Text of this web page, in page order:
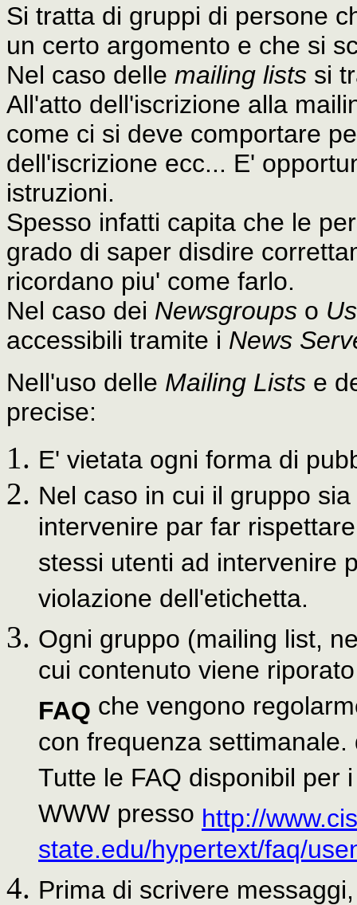
Si tratta di gruppi di persone
un certo argomento e che si
Nel caso delle mailing lists si
All'atto dell'iscrizione alla
come ci si deve comportare
dell'iscrizione ecc... E'
istruzioni.
Spesso infatti capita che le
grado di saper disdire
ricordano piu' come farlo.
Nel caso dei Newsgroups o
accessibili tramite i News
Nell'uso delle Mailing Lists e
precise:
E' vietata ogni forma di
Nel caso in cui il gruppo
intervenire par far
stessi utenti ad intervenire
violazione dell'etichetta.
Ogni gruppo (mailing list,
cui contenuto viene
FAQ che vengono
con frequenza
Tutte le FAQ disponibil per
WWW presso http://
state.edu/hypertext/faq/
Prima di scrivere